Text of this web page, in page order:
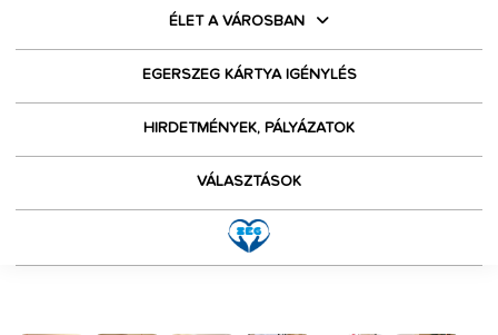
ÉLET A VÁROSBAN
EGERSZEG KÁRTYA IGÉNYLÉS
HIRDETMÉNYEK, PÁLYÁZATOK
VÁLASZTÁSOK